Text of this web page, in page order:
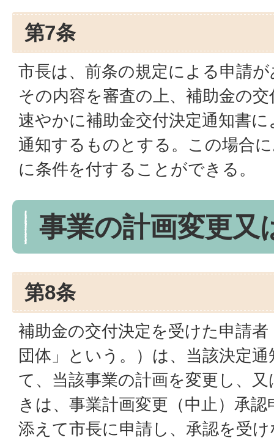
第7条
市長は、前条の規定による申請
その内容を審査の上、補助金の
速やかに補助金交付決定通知書
通知するものとする。この場合
に条件を付することができる。
事業の計画変更又
第8条
補助金の交付決定を受けた申請
団体」という。）は、当該決定
て、当該事業の計画を変更し、
きは、事業計画変更（中止）承
添えて市長に申請し、承認を受